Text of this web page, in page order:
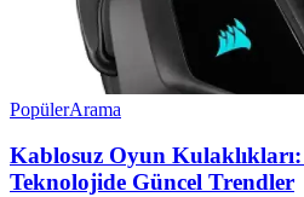
PopülerArama
Kablosuz Oyun
Teknolojide Güncel Trendler